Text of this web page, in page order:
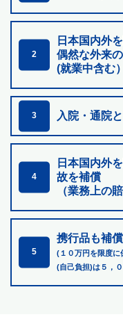
2
日本国内外
偶然な外来の
(就業中含む）
3 入院・通院
4
日本国内外
故を補償
（業務上の
5
携行品も補償
(１０万円を限度に
(自己負担)は５，